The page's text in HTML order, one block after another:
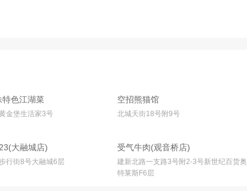
特色江湖菜
金堡生活家3号
空招熊猫馆
北城天街18号附9号
大融城店)
行街8号大融城6层
受气牛肉(观音桥店)
建新北路一支路3号附2-3号新世纪百货奥
特莱斯F6层